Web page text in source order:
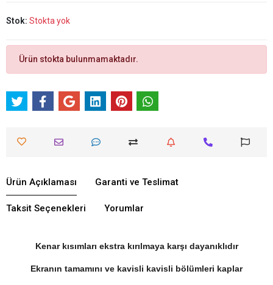
Stok: Stokta yok
Ürün stokta bulunmamaktadır.
Ürün Açıklaması Garanti ve Teslimat
Taksit Seçenekleri Yorumlar
Kenar kısımları ekstra kırılmaya karşı dayanıklıdır
Ekranın tamamını ve kavisli kavisli bölümleri kaplar